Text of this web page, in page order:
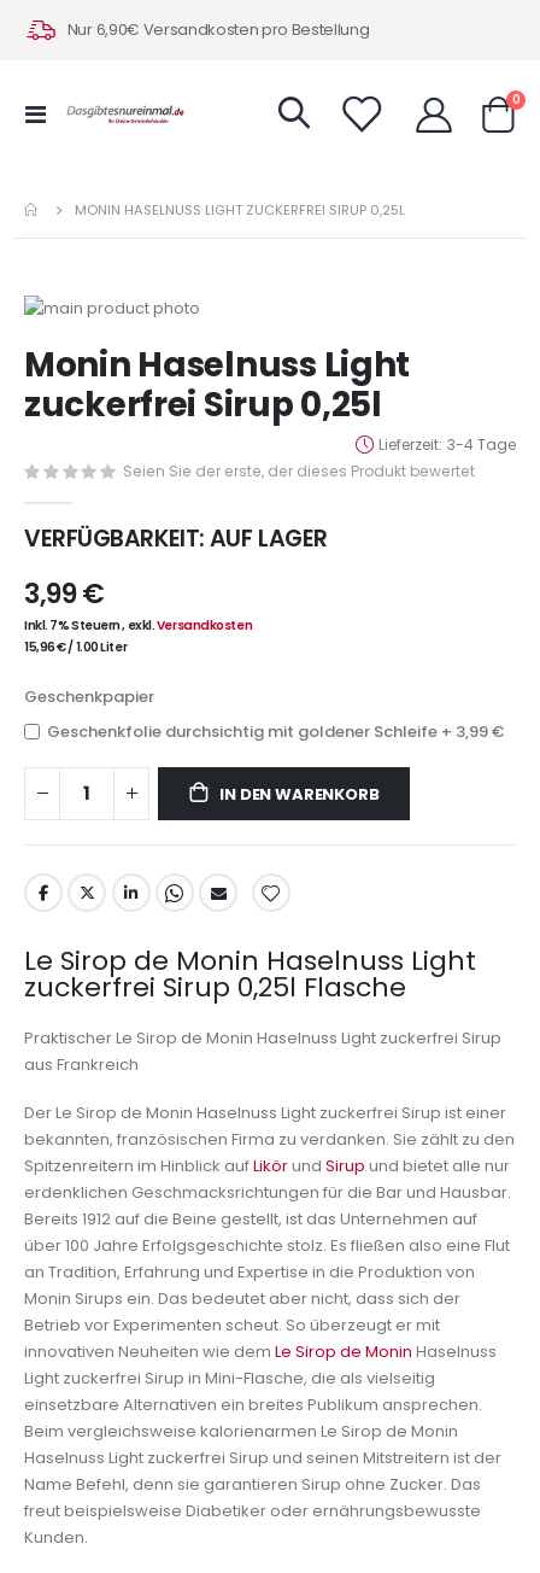
Nur 6,90€ Versandkosten pro Bestellung
Navigation
0
MONIN HASELNUSS LIGHT ZUCKERFREI SIRUP 0,25L
Zum
der
Bildergalerie
springen
Anfang
der
Bildergalerie
Monin Haselnuss Light
zuckerfrei Sirup 0,25l
Lieferzeit 3-4 Tage
Seien Sie der erste, der dieses Produkt bewertet
VERFÜGBARKEIT:AUF LAGER
3,99 €
Inkl. 7% Steuern, exkl.Versandkosten
15,96 €/1.00 Liter
Geschenkpapier
Geschenkfolie durchsichtig mit goldener Schleife + 3,99 €
IN DEN WARENKORB
Le Sirop de Monin Haselnuss Light
zuckerfrei Sirup 0,25l Flasche
Praktischer Le Sirop de Monin Haselnuss Light zuckerfrei Sirup
aus Frankreich
Der Le Sirop de Monin Haselnuss Light zuckerfrei Sirup ist einer
bekannten, französischen Firma zu verdanken. Sie zählt zu den
Spitzenreitern im Hinblick aufLikörund Sirup und bietet alle nur
erdenklichen Geschmacksrichtungen für die Bar und Hausbar.
Bereits 1912 auf die Beine gestellt, ist das Unternehmen auf
über 100 Jahre Erfolgsgeschichte stolz. Es fließen also eine Flut
an Tradition, Erfahrung und Expertise in die Produktion von
Monin Sirups ein. Das bedeutet aber nicht, dass sich der
Betrieb vor Experimenten scheut. So überzeugt er mit
innovativen Neuheiten wie dem Le Sirop de Monin Haselnuss
Light zuckerfrei Sirup in Mini-Flasche, die als vielseitig
einsetzbare Alternativen ein breites Publikum ansprechen.
Beim vergleichsweise kalorienarmen Le Sirop de Monin
Haselnuss Light zuckerfrei Sirup und seinen Mitstreitern ist der
Name Befehl, denn sie garantieren Sirup ohne Zucker. Das
freut beispielsweise Diabetiker oder ernährungsbewusste
Kunden.